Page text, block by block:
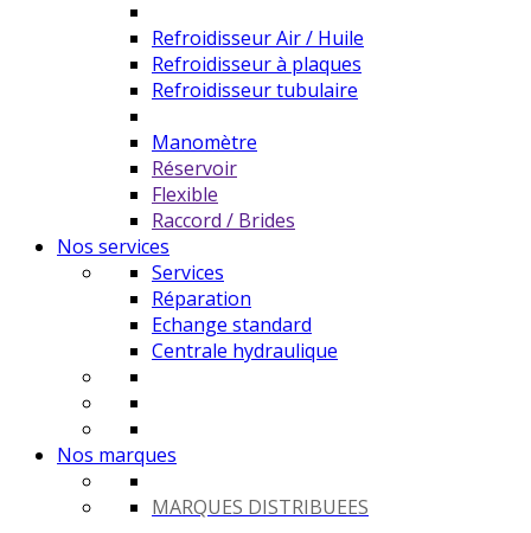
Refroidisseur Air / Huile
Refroidisseur à plaques
Refroidisseur tubulaire
Manomètre
Réservoir
Flexible
Raccord / Brides
Nos services
Services
Réparation
Echange standard
Centrale hydraulique
Nos marques
MARQUES DISTRIBUEES